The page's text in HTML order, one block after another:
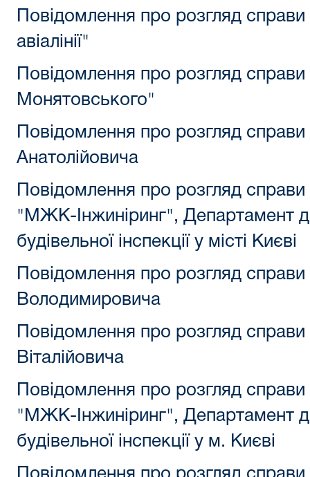
Повідомлення про розгляд
авіалінії"
Повідомлення про розгляд
Монятовського"
Повідомлення про розгляд
Анатолійовича
Повідомлення про розгляд
"МЖК-Інжиніринг", Департамент
будівельної інспекції у місті Києві
Повідомлення про розгляд
Володимировича
Повідомлення про розгляд
Віталійовича
Повідомлення про розгляд
"МЖК-Інжиніринг", Департамент
будівельної інспекції у м. Києві